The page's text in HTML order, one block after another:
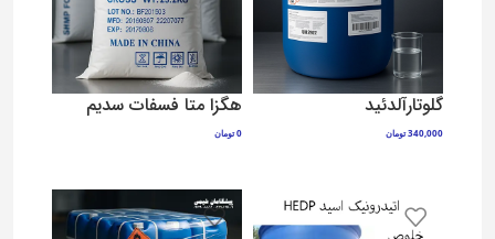
گلوتارآلدئید
340,000تومان
هگزا متا فسفات سدیم
0تومان